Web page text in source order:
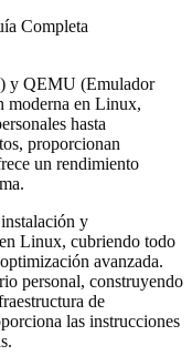
Completa
y QEMU (Emulador
moderna en Linux,
hasta
proporcionan
un rendimiento
y
Linux, cubriendo todo
avanzada.
personal, construyendo
de
las instrucciones